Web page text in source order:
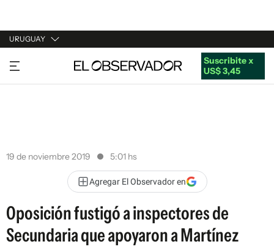
URUGUAY
URUGUAY
ARGENTINA
Suscribite x
US$ 3,45
19 de noviembre 2019 5:01 hs
Agregar El Observador en
Oposición fustigó a inspectores de
Secundaria que apoyaron a Martínez